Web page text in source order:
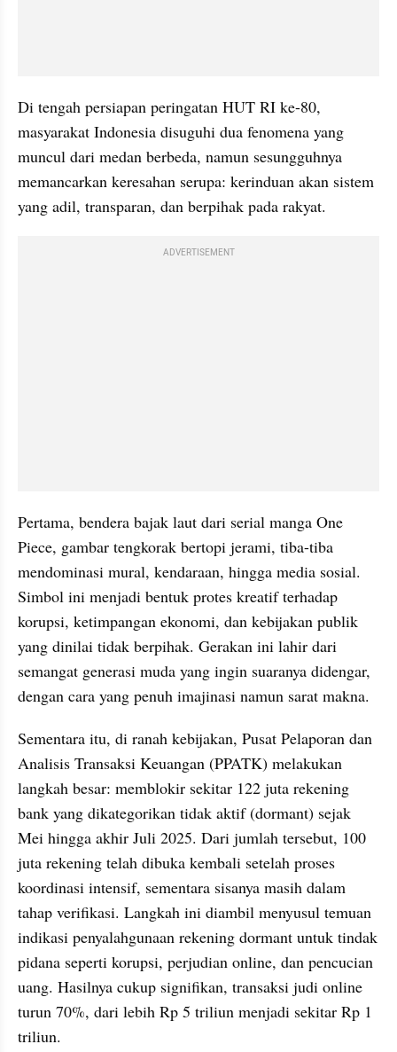
Di tengah persiapan peringatan HUT RI ke-80,
masyarakat Indonesia disuguhi dua fenomena yang
muncul dari medan berbeda, namun sesungguhnya
memancarkan keresahan serupa: kerinduan akan sistem
yang adil, transparan, dan berpihak pada rakyat.
ADVERTISEMENT
Pertama, bendera bajak laut dari serial manga One
Piece, gambar tengkorak bertopi jerami, tiba-tiba
mendominasi mural, kendaraan, hingga media sosial.
Simbol ini menjadi bentuk protes kreatif terhadap
korupsi, ketimpangan ekonomi, dan kebijakan publik
yang dinilai tidak berpihak. Gerakan ini lahir dari
semangat generasi muda yang ingin suaranya didengar,
dengan cara yang penuh imajinasi namun sarat makna.
Sementara itu, di ranah kebijakan, Pusat Pelaporan dan
Analisis Transaksi Keuangan (PPATK) melakukan
langkah besar: memblokir sekitar 122 juta rekening
bank yang dikategorikan tidak aktif (dormant) sejak
Mei hingga akhir Juli 2025. Dari jumlah tersebut, 100
juta rekening telah dibuka kembali setelah proses
koordinasi intensif, sementara sisanya masih dalam
tahap verifikasi. Langkah ini diambil menyusul temuan
indikasi penyalahgunaan rekening dormant untuk tindak
pidana seperti korupsi, perjudian online, dan pencucian
uang. Hasilnya cukup signifikan, transaksi judi online
turun 70%, dari lebih Rp 5 triliun menjadi sekitar Rp 1
triliun.